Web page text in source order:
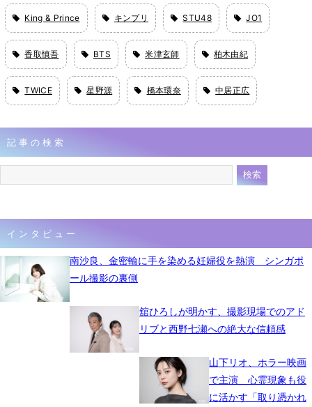
King & Prince キンプリ STU48 JO1
香取慎吾 BTS 米津玄師 柏木由紀
TWICE 星野源 橋本環奈 中居正広
記事の検索
インタビュー
南沙良、金密輸に手を染める妊婦役を熱演 シンガポ
ール撮影の裏側
舘ひろしが明かす、撮影現場でのアド
リブと西野七瀬への絶大な信頼感
山下リオ、ホラー映画
で主演 心霊現象も役
に活かす「取り憑かれ